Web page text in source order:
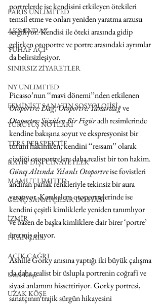
PARIS UNLIMITED
AKS-ENDAZ
TUHAF AÇI
SINIRSIZ ZİYARETLER
NY UNLIMITED
FEMİNİST SANATIN SOSYOLOJİSİ
YÜRÜYÜŞ NOTLARI
TERS PERSPEKTİF
KAYIT DIŞI CİNAYETLER
MAMUT LIMITED
GENÇ SANATÇILAR DOSYASI
İZMİR
FRANÇAIS
AÇIK ÇAĞRI
Uzak Köşe
UZAK KÖŞE
portrelerde ise kendisini etkileyen ötekileri
temsil etme ve onları yeniden yaratma arzusu
sergiliyor. Kendisi ile öteki arasında gidip
gelirken otoportre ve portre arasındaki ayrımlar
da belirsizleşiyor.
Picasso’nun ‘‘mavi dönemi’’nden etkilenen
Otoportre: Dağ, Otoportre: Yanardağ ve
Otoportre: Süzülen Bir Figür adlı resimlerinde
kendine bakışına soyut ve ekspresyonist bir
tutum hakimken, kendini ‘‘ressam’’ olarak
çizdiği otoportrelere daha realist bir ton hakim.
Güneş Altında Yılanlı Otoportre ise fovistleri
andıran parlak renkleriyle tekinsiz bir aura
yaratıyor. Karakalem otoportrelerinde ise
kendini çeşitli kimliklerle yeniden tanımlıyor
ve bazen de başka kimliklere dair birer ‘portre’
üretmiş oluyor.
Ashille Gorky anısına yaptığı iki büyük çalışma
da daha realist bir üslupla portrenin coğrafi ve
siyasi anlamını hissettiriyor. Gorky portresi,
sanatçının trajik sürgün hikayesini